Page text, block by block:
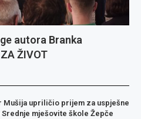
autora Branka
ŽIVOT
Mušija upriličio prijem za uspješne
Srednje mješovite škole Žepče